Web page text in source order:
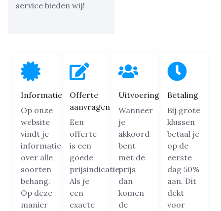
service bieden wij!
Informatie
Op onze
website
vindt je
informatie
over alle
soorten
behang.
Op deze
manier
Offerte
aanvragen
Een
offerte
is een
goede
prijsindicatie.
Als je
een
exacte
Uitvoering
Wanneer
je
akkoord
bent
met de
prijs
dan
komen
de
Betaling
Bij grote
klussen
betaal je
op de
eerste
dag 50%
aan. Dit
dekt
voor